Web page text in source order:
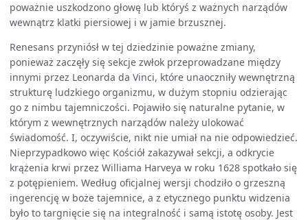
poważnie uszkodzono głowę lub któryś z ważnych narządów
wewnątrz klatki piersiowej i w jamie brzusznej.
Renesans przyniósł w tej dziedzinie poważne zmiany,
ponieważ zaczęły się sekcje zwłok przeprowadzane między
innymi przez Leonarda da Vinci, które unaoczniły wewnętrzną
strukturę ludzkiego organizmu, w dużym stopniu odzierając
go z nimbu tajemniczości. Pojawiło się naturalne pytanie, w
którym z wewnętrznych narządów należy ulokować
świadomość. I, oczywiście, nikt nie umiał na nie odpowiedzieć.
Nieprzypadkowo więc Kościół zakazywał sekcji, a odkrycie
krążenia krwi przez Williama Harveya w roku 1628 spotkało się
z potępieniem. Według oficjalnej wersji chodziło o grzeszną
ingerencję w boże tajemnice, a z etycznego punktu widzenia
było to targnięcie się na integralność i samą istotę osoby. Jest